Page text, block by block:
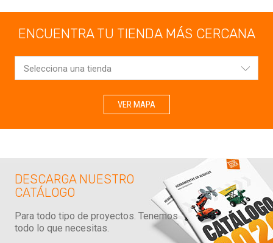
ENCUENTRA TU TIENDA MÁS CERCANA
Selecciona una tienda
VER MAPA
DESCARGA NUESTRO
CATÁLOGO
Para todo tipo de proyectos. Tenemos
todo lo que necesitas.